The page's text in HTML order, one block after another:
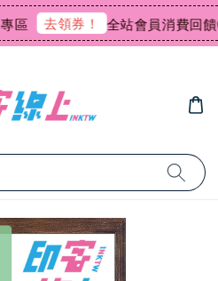
去領券！ 全站會員消費回饋